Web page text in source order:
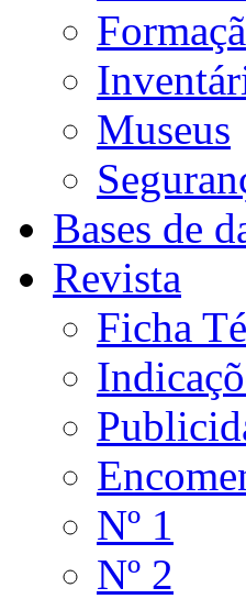
Museus
Bases de
Revista
Ficha
Nº 1
Nº 2